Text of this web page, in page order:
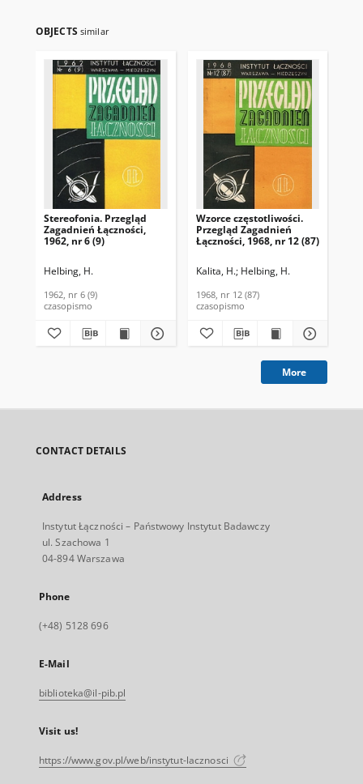
OBJECTS similar
Stereofonia. Przegląd
Zagadnień Łączności,
1962, nr 6 (9)
Helbing, H.
1962, nr 6 (9)
czasopismo
Wzorce częstotliwości.
Przegląd Zagadnień
Łączności, 1968, nr 12 (87)
Kalita, H. Helbing, H.
1968, nr 12 (87)
czasopismo
More
CONTACT DETAILS
Address
Instytut Łączności – Państwowy Instytut Badawczy
ul. Szachowa 1
04-894 Warszawa
Phone
(+48) 5128 696
E-Mail
biblioteka@il-pib.pl
Visit us!
https://www.gov.pl/web/instytut-lacznosci